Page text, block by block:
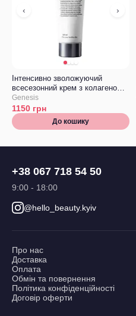
‹ ›
Інтенсивно зволожуючий
всесезонний крем з колагеном
Genesis SAM Moisturizing Care
System
Genesis
1150 грн
До кошику
+38 067 718 54 50
9:00 - 18:00
@hello_beauty.kyiv
Про нас
Доставка
Оплата
Обмін та повернення
Політика конфіденційності
Договір оферти